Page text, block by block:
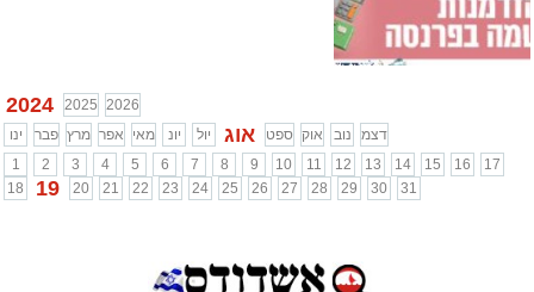
2024 2025 2026
ינו
פבר מרץ אפר מאי יונ יול אוג ספט אוק נוב
דצמ
1
2 3 4 5 6 7 8 9 10 11 12 13 14 15 16
17
18
19 20 21 22 23 24 25 26 27 28 29 30 31